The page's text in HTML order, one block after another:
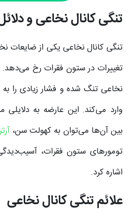
تنگی کانال نخاعی و
تنگی کانال نخاعی یکی از ضایعات
تغییرات در ستون فقرات رخ
نخاعی تنگ شده و فشار زیادی را
وارد می‌کند. این عارضه به
بین آن‌ها می‌توان به کهولت سن،
تومورهای ستون فقرات،
اشاره کرد.
علائم تنگی کانال نخاعی